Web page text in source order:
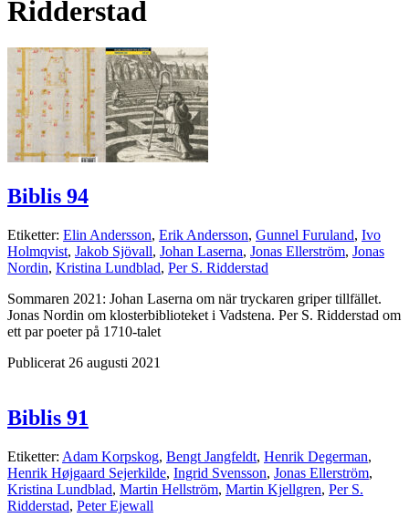
Ridderstad
Biblis 94
Etiketter: Elin Andersson, Erik Andersson, Gunnel Furuland, Ivo
Holmqvist, Jakob Sjövall, Johan Laserna, Jonas Ellerström, Jonas
Nordin, Kristina Lundblad, Per S. Ridderstad
Sommaren 2021: Johan Laserna om när tryckaren griper tillfället.
Jonas Nordin om klosterbiblioteket i Vadstena. Per S. Ridderstad om
ett par poeter på 1710-talet
Publicerat 26 augusti 2021
Biblis 91
Etiketter: Adam Korpskog, Bengt Jangfeldt, Henrik Degerman,
Henrik Højgaard Sejerkilde, Ingrid Svensson, Jonas Ellerström,
Kristina Lundblad, Martin Hellström, Martin Kjellgren, Per S.
Ridderstad, Peter Ejewall